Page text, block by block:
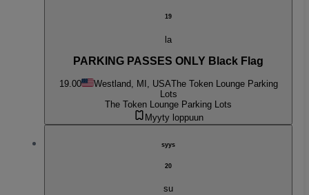
19
la
PARKING PASSES ONLY Black Flag
19.00 Westland, MI, USAThe Token Lounge Parking
Lots
The Token Lounge Parking Lots
Myyty loppuun
syys
20
su